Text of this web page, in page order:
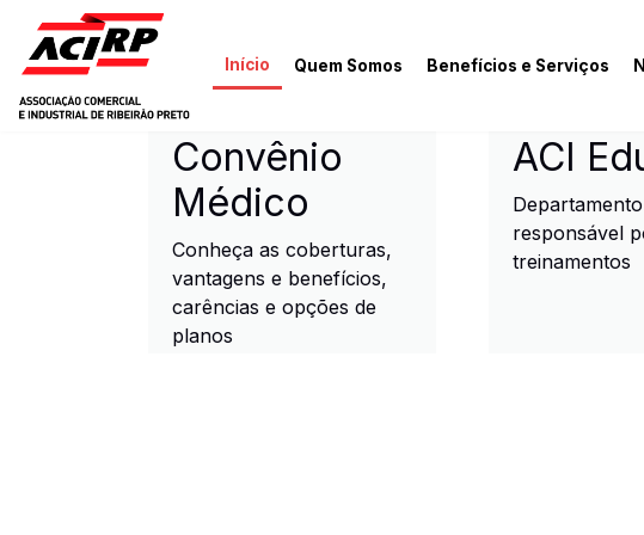
Pular para o conteúdo principal
Início Quem Somos Benefícios e Serviços
ACIRP - Associação
Convênio
Médico
Conheça as coberturas,
vantagens e benefícios,
carências e opções de
planos
ACI
responsável
treinamentos